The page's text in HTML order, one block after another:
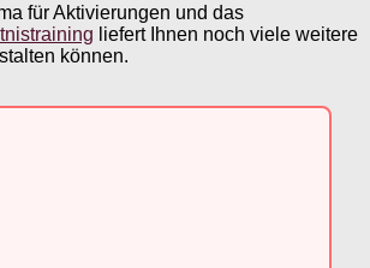
für Aktivierungen und das
liefert Ihnen noch viele weitere
können.